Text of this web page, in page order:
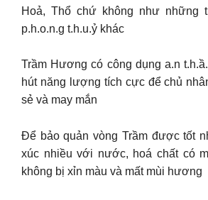
Hoả, Thổ chứ không như những
p.h.o.n.g t.h.u.ỷ khác
Trầm Hương có công dụng a.n
hút năng lượng tích cực để chủ
sẻ và may mắn
Để bảo quản vòng Trầm được tốt
xúc nhiều với nước, hoá chất có
không bị xỉn màu và mất mùi hương